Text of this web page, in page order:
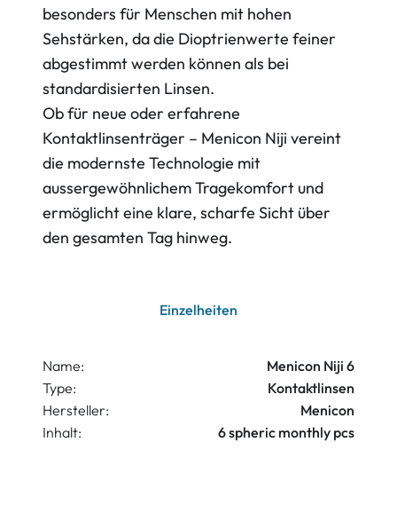
besonders für Menschen mit hohen
Sehstärken, da die Dioptrienwerte feiner
abgestimmt werden können als bei
standardisierten Linsen.
Ob für neue oder erfahrene
Kontaktlinsenträger – Menicon Niji vereint
die modernste Technologie mit
aussergewöhnlichem Tragekomfort und
ermöglicht eine klare, scharfe Sicht über
den gesamten Tag hinweg.
Einzelheiten
Name:
Menicon Niji 6
Type:
Kontaktlinsen
Hersteller:
Menicon
Inhalt:
6 spheric monthly pcs